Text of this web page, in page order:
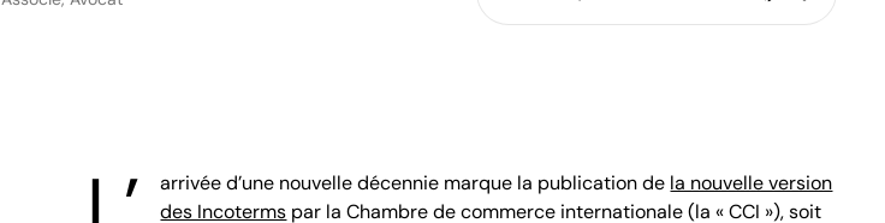
arrivée d’une nouvelle décennie marque la publication de la nouvelle version
des Incoterms par la Chambre de commerce internationale (la « CCI »), soit